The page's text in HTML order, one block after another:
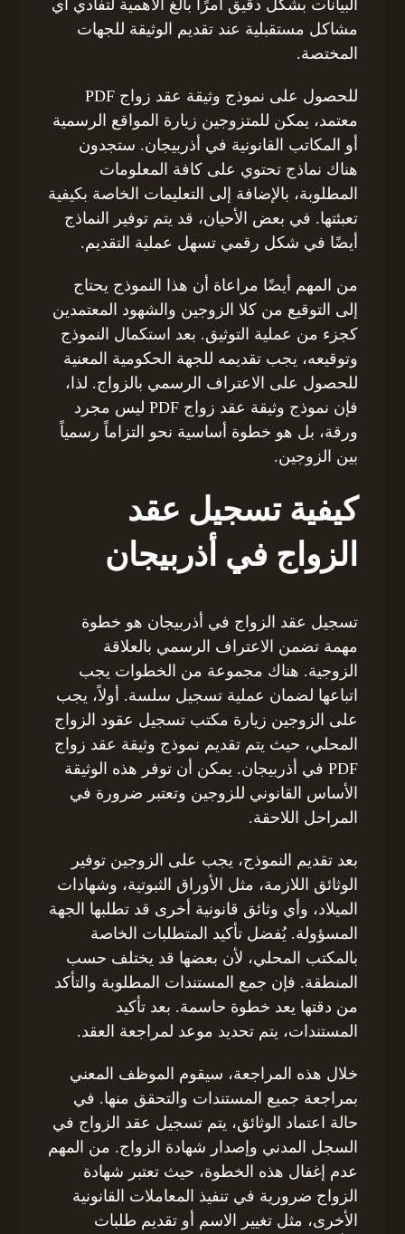
البيانات بشكل دقيق أمرًا بالغ الأهمية لتفادي أي
مشاكل مستقبلية عند تقديم الوثيقة للجهات
المختصة.
للحصول على نموذج وثيقة عقد زواج PDF
معتمد، يمكن للمتزوجين زيارة المواقع الرسمية
أو المكاتب القانونية في أذربيجان. ستجدون
هناك نماذج تحتوي على كافة المعلومات
المطلوبة، بالإضافة إلى التعليمات الخاصة بكيفية
تعبئتها. في بعض الأحيان، قد يتم توفير النماذج
أيضًا في شكل رقمي تسهل عملية التقديم.
من المهم أيضًا مراعاة أن هذا النموذج يحتاج
إلى التوقيع من كلا الزوجين والشهود المعتمدين
كجزء من عملية التوثيق. بعد استكمال النموذج
وتوقيعه، يجب تقديمه للجهة الحكومية المعنية
للحصول على الاعتراف الرسمي بالزواج. لذا،
فإن نموذج وثيقة عقد زواج PDF ليس مجرد
ورقة، بل هو خطوة أساسية نحو التزاماً رسمياً
بين الزوجين.
كيفية تسجيل عقد
الزواج في أذربيجان
تسجيل عقد الزواج في أذربيجان هو خطوة
مهمة تضمن الاعتراف الرسمي بالعلاقة
الزوجية. هناك مجموعة من الخطوات يجب
اتباعها لضمان عملية تسجيل سلسة. أولاً، يجب
على الزوجين زيارة مكتب تسجيل عقود الزواج
المحلي، حيث يتم تقديم نموذج وثيقة عقد زواج
PDF في أذربيجان. يمكن أن توفر هذه الوثيقة
الأساس القانوني للزوجين وتعتبر ضرورة في
المراحل اللاحقة.
بعد تقديم النموذج، يجب على الزوجين توفير
الوثائق اللازمة، مثل الأوراق الثبوتية، وشهادات
الميلاد، وأي وثائق قانونية أخرى قد تطلبها الجهة
المسؤولة. يُفضل تأكيد المتطلبات الخاصة
بالمكتب المحلي، لأن بعضها قد يختلف حسب
المنطقة. فإن جمع المستندات المطلوبة والتأكد
من دقتها يعد خطوة حاسمة. بعد تأكيد
المستندات، يتم تحديد موعد لمراجعة العقد.
خلال هذه المراجعة، سيقوم الموظف المعني
بمراجعة جميع المستندات والتحقق منها. في
حالة اعتماد الوثائق، يتم تسجيل عقد الزواج في
السجل المدني وإصدار شهادة الزواج. من المهم
عدم إغفال هذه الخطوة، حيث تعتبر شهادة
الزواج ضرورية في تنفيذ المعاملات القانونية
الأخرى، مثل تغيير الاسم أو تقديم طلبات